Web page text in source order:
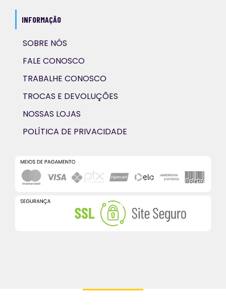
INFORMAÇÃO
SOBRE NÓS
FALE CONOSCO
TRABALHE CONOSCO
TROCAS E DEVOLUÇÕES
NOSSAS LOJAS
POLÍTICA DE PRIVACIDADE